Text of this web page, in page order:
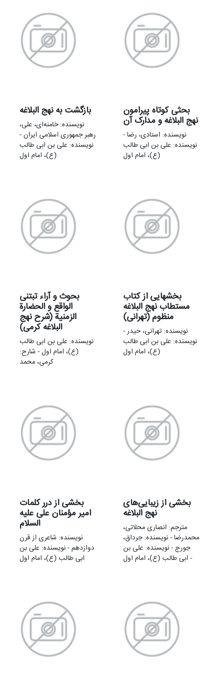
بازگشت به نهج البلاغه
نویسنده: خامنه‌ای، علی،
رهبر جمهوری اسلامی ایران -
نویسنده: علی بن ابی طالب
(ع)، امام اول
بحثی کوتاه پیرامون
نهج البلاغه و مدارک آن
نویسنده: استادی، رضا -
نویسنده: علی بن ابی طالب
(ع)، امام اول
بحوث و آراء تبتنی
الواقع و الحضارة
الزمنیة (شرح نهج
البلاغه کرمی)
نویسنده: علی بن ابی طالب
(ع)، امام اول - شارح:
کرمی، محمد
بخشهایی از کتاب
مستطاب نهج البلاغه
منظوم (تهرانی)
نویسنده: تهرانی، حیدر -
نویسنده: علی بن ابی طالب
(ع)، امام اول
بخشی از درر کلمات
امیر مؤمنان علی علیه
السلام
نویسنده: شاعری از قرن
دوازدهم - نویسنده: علی بن
ابی طالب (ع)، امام اول
بخشی از زیبایی‌های
نهج البلاغه
مترجم: انصاری محلاتی،
محمدرضا - نویسنده: جرداق،
جورج - نویسنده: علی بن
ابی طالب (ع)، امام اول -